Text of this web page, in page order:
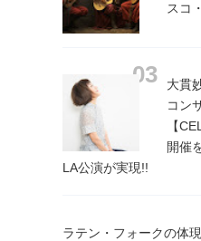
スコ
大貫
コン
【
開催
LA公演が実現!!
ラテン・フォークの体